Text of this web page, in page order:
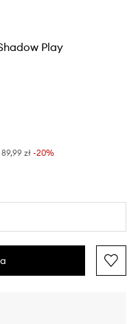
Play
89,99 zł -20%